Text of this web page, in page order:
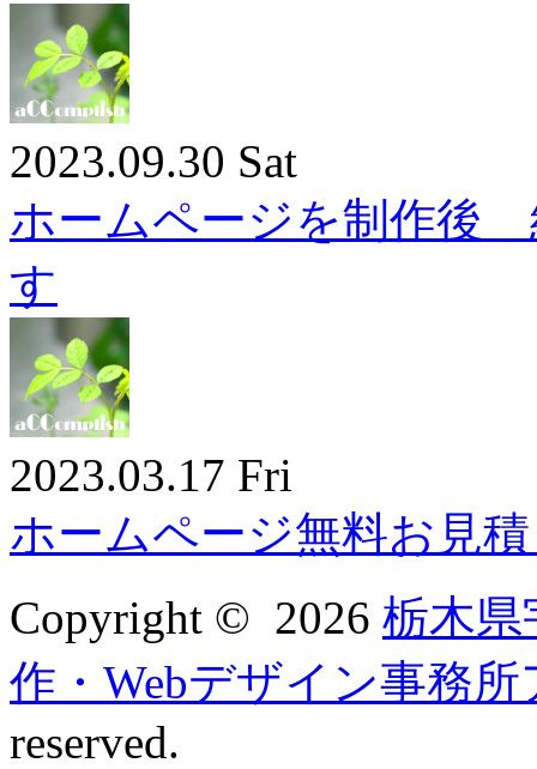
2023.09.30 Sat
ホームページを制作後
す
2023.03.17 Fri
ホームページ無料お見
Copyright © 2026 栃木県
作・Webデザイン事務
reserved.